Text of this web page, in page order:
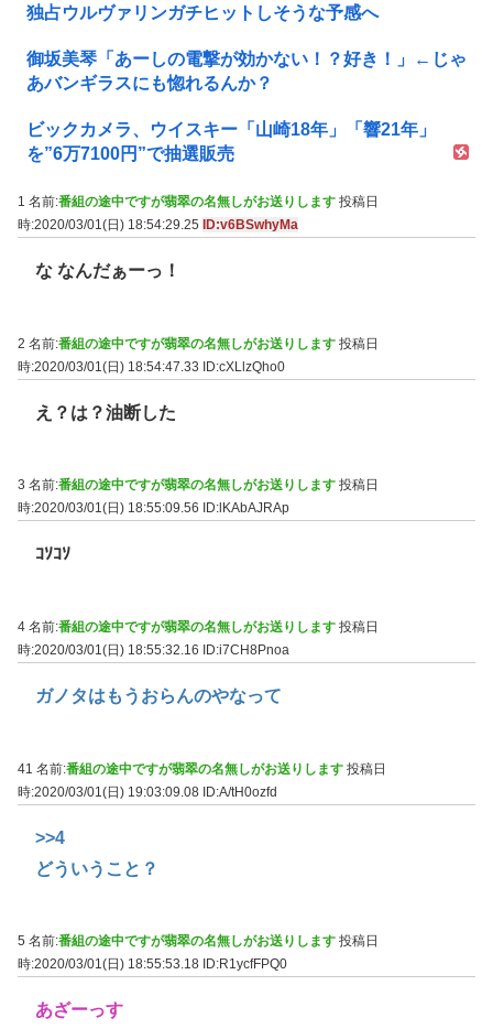
独占ウルヴァリンガチヒットしそうな予感へ
御坂美琴「あーしの電撃が効かない！？好き！」←じゃ
あバンギラスにも惚れるんか？
ビックカメラ、ウイスキー「山崎18年」「響21年」
を”6万7100円”で抽選販売
1 名前:番組の途中ですが翡翠の名無しがお送りします 投稿日
時:2020/03/01(日) 18:54:29.25
ID:v6BSwhyMa
な なんだぁーっ！
2 名前:番組の途中ですが翡翠の名無しがお送りします 投稿日
時:2020/03/01(日) 18:54:47.33 ID:cXLlzQho0
え？は？油断した
3 名前:番組の途中ですが翡翠の名無しがお送りします 投稿日
時:2020/03/01(日) 18:55:09.56
ID:lKAbAJRAp
ｺｿｺｿ
4 名前:番組の途中ですが翡翠の名無しがお送りします 投稿日
時:2020/03/01(日) 18:55:32.16
ID:i7CH8Pnoa
ガノタはもうおらんのやなって
41 名前:番組の途中ですが翡翠の名無しがお送りします 投稿日
時:2020/03/01(日) 19:03:09.08 ID:A/tH0ozfd
>>4
どういうこと？
5 名前:番組の途中ですが翡翠の名無しがお送りします 投稿日
時:2020/03/01(日) 18:55:53.18 ID:R1ycfFPQ0
あざーっす